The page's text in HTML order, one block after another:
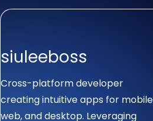
siuleeboss
Cross-platform developer
creating intuitive apps for mobile,
web, and desktop. Leveraging